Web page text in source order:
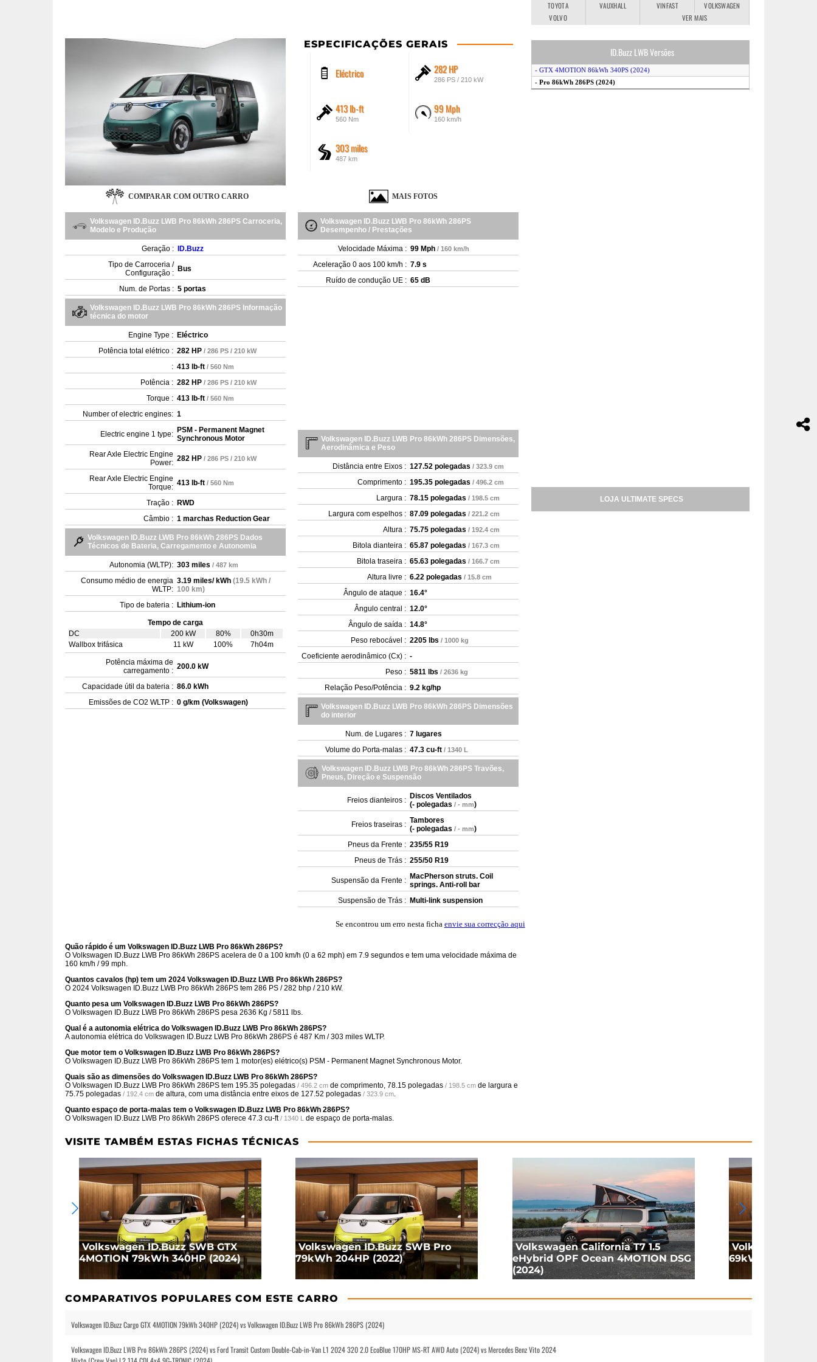
ESPECIFICAÇÕES GERAIS
Eléctrico 282 HP
286 PS / 210 kW
413 lb-ft
560 Nm
99 Mph
160 km/h
303 miles
487 km
COMPARAR COM OUTRO CARRO MAIS FOTOS
Volkswagen ID.Buzz LWB Pro 86kWh 286PS Carroceria,
Modelo e Produção
Geração :
ID.Buzz
Tipo de Carroceria /
Configuração : Bus
Num. de Portas : 5 portas
Volkswagen ID.Buzz LWB Pro 86kWh 286PS Informação
técnica do motor
Engine Type : Eléctrico
Potência total elétrico : 282 HP / 286 PS / 210 kW
: 413 lb-ft / 560 Nm
Potência : 282 HP / 286 PS / 210 kW
Torque : 413 lb-ft / 560 Nm
Number of electric engines: 1
Electric engine 1 type: PSM - Permanent Magnet
Synchronous Motor
Rear Axle Electric Engine
Power: 282 HP / 286 PS / 210 kW
Rear Axle Electric Engine
Torque: 413 lb-ft / 560 Nm
Tração : RWD
Câmbio : 1 marchas Reduction Gear
Volkswagen ID.Buzz LWB Pro 86kWh 286PS Dados
Técnicos de Bateria, Carregamento e Autonomia
Autonomia (WLTP): 303 miles / 487 km
Consumo médio de energia
WLTP:
3.19 miles/ kWh (19.5 kWh /
100 km)
Tipo de bateria : Lithium-ion
Tempo de carga
DC
200 kW 80%
0h30m
Wallbox trifásica
11 kW 100% 7h04m
Potência máxima de
carregamento : 200.0 kW
Capacidade útil da bateria : 86.0 kWh
Emissões de CO2 WLTP : 0 g/km (Volkswagen)
Volkswagen ID.Buzz LWB Pro 86kWh 286PS
Desempenho / Prestações
Velocidade Máxima : 99 Mph / 160 km/h
Aceleração 0 aos 100 km/h : 7.9 s
Ruído de condução UE : 65 dB
Volkswagen ID.Buzz LWB Pro 86kWh 286PS Dimensões,
Aerodinâmica e Peso
Distância entre Eixos : 127.52 polegadas / 323.9 cm
Comprimento : 195.35 polegadas / 496.2 cm
Largura : 78.15 polegadas / 198.5 cm
Largura com espelhos : 87.09 polegadas / 221.2 cm
Altura : 75.75 polegadas / 192.4 cm
Bitola dianteira : 65.87 polegadas / 167.3 cm
Bitola traseira : 65.63 polegadas / 166.7 cm
Altura livre : 6.22 polegadas / 15.8 cm
Ângulo de ataque : 16.4°
Ângulo central : 12.0°
Ângulo de saída : 14.8°
Peso rebocável : 2205 lbs / 1000 kg
Coeficiente aerodinâmico (Cx) : -
Peso : 5811 lbs / 2636 kg
Relação Peso/Potência : 9.2 kg/hp
Volkswagen ID.Buzz LWB Pro 86kWh 286PS Dimensões
do interior
Num. de Lugares : 7 lugares
Volume do Porta-malas : 47.3 cu-ft / 1340 L
Volkswagen ID.Buzz LWB Pro 86kWh 286PS Travões,
Pneus, Direção e Suspensão
Freios dianteiros : Discos Ventilados
(- polegadas / - mm)
Freios traseiras : Tambores
(- polegadas / - mm)
Pneus da Frente : 235/55 R19
Pneus de Trás : 255/50 R19
Suspensão da Frente : MacPherson struts. Coil
springs. Anti-roll bar
Suspensão de Trás : Multi-link suspension
Se encontrou um erro nesta ficha envie sua correcção aqui
Quão rápido é um Volkswagen ID.Buzz LWB Pro 86kWh 286PS?
O Volkswagen ID.Buzz LWB Pro 86kWh 286PS acelera de 0 a 100 km/h (0 a 62 mph) em 7.9 segundos e tem uma velocidade máxima de
160 km/h / 99 mph.
Quantos cavalos (hp) tem um 2024 Volkswagen ID.Buzz LWB Pro 86kWh 286PS?
O 2024 Volkswagen ID.Buzz LWB Pro 86kWh 286PS tem 286 PS / 282 bhp / 210 kW.
Quanto pesa um Volkswagen ID.Buzz LWB Pro 86kWh 286PS?
O Volkswagen ID.Buzz LWB Pro 86kWh 286PS pesa 2636 Kg / 5811 lbs.
Qual é a autonomia elétrica do Volkswagen ID.Buzz LWB Pro 86kWh 286PS?
A autonomia elétrica do Volkswagen ID.Buzz LWB Pro 86kWh 286PS é 487 Km / 303 miles WLTP.
Que motor tem o Volkswagen ID.Buzz LWB Pro 86kWh 286PS?
O Volkswagen ID.Buzz LWB Pro 86kWh 286PS tem 1 motor(es) elétrico(s) PSM - Permanent Magnet Synchronous Motor.
Quais são as dimensões do Volkswagen ID.Buzz LWB Pro 86kWh 286PS?
O Volkswagen ID.Buzz LWB Pro 86kWh 286PS tem 195.35 polegadas / 496.2 cm de comprimento, 78.15 polegadas / 198.5 cm de largura e
75.75 polegadas / 192.4 cm de altura, com uma distância entre eixos de 127.52 polegadas / 323.9 cm.
Quanto espaço de porta-malas tem o Volkswagen ID.Buzz LWB Pro 86kWh 286PS?
O Volkswagen ID.Buzz LWB Pro 86kWh 286PS oferece 47.3 cu-ft / 1340 L de espaço de porta-malas.
TOYOTA
VAUXHALL VINFAST
VOLKSWAGEN
VOLVO
VER MAIS
ID.Buzz LWB Versões
- GTX 4MOTION 86kWh 340PS (2024)
- Pro 86kWh 286PS (2024)
LOJA ULTIMATE SPECS
VISITE TAMBÉM ESTAS FICHAS TÉCNICAS
Volkswagen ID.Buzz SWB GTX
4MOTION 79kWh 340HP (2024)
Volkswagen ID.Buzz SWB Pro
79kWh 204HP (2022)
Volkswagen California T7 1.5
eHybrid OPF Ocean 4MOTION DSG
(2024)
Volkswagen
69kWh 170HP
COMPARATIVOS POPULARES COM ESTE CARRO
Volkswagen ID.Buzz Cargo GTX 4MOTION 79kWh 340HP (2024) vs Volkswagen ID.Buzz LWB Pro 86kWh 286PS (2024)
Volkswagen ID.Buzz LWB Pro 86kWh 286PS (2024) vs Ford Transit Custom Double-Cab-in-Van L1 2024 320 2.0 EcoBlue 170HP MS-RT AWD Auto (2024) vs Mercedes Benz Vito 2024